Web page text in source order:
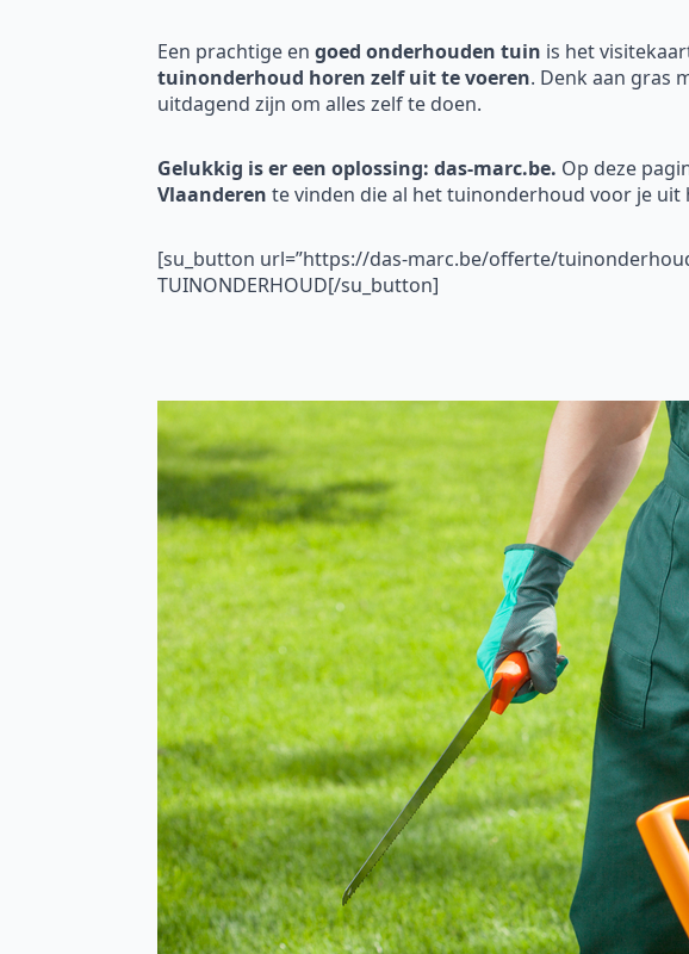
Een prachtige en goed onderhouden tuin is het
tuinonderhoud horen zelf uit te voeren. Denk aan gras
uitdagend zijn om alles zelf te doen.
Gelukkig is er een oplossing: das-marc.be. Op deze
Vlaanderen te vinden die al het tuinonderhoud voor je uit
[su_button url=”https://das-marc.be/offerte/
TUINONDERHOUD[/su_button]